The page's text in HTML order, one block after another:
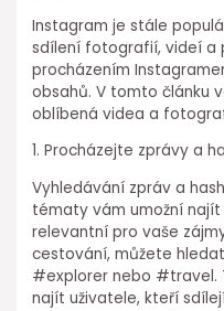
Instagram je stále
sdílení fotografií, videí a
procházením
obsahů. V tomto článku
oblíbená videa a
1. Procházejte zprávy a
Vyhledávání zpráv a
tématy vám umožní
relevantní pro vaše
cestování, můžete
#explorer nebo #travel.
najít uživatele, kteří